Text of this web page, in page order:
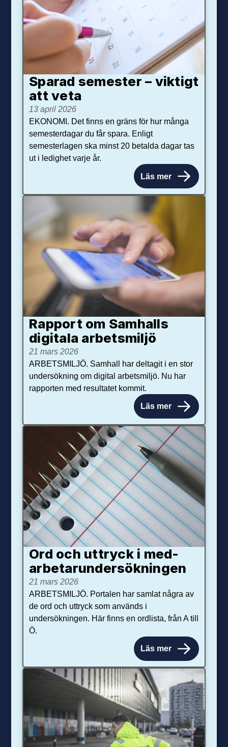
Sparad semester – viktigt
att veta
13 april 2026
EKONOMI. Det finns en gräns för hur många
semesterdagar du får spara. Enligt
semesterlagen ska minst 20 betalda dagar tas
ut i ledighet varje år.
Läs mer
Rapport om Samhalls
digitala arbetsmiljö
21 mars 2026
ARBETSMILJÖ. Samhall har deltagit i en stor
undersökning om digital arbetsmiljö. Nu har
rapporten med resultatet kommit.
Läs mer
Ord och uttryck i med­­
arbetar­­under­sökningen
21 mars 2026
ARBETSMILJÖ. Portalen har samlat några av
de ord och uttryck som används i
undersökningen. Här finns en ordlista, från A till
Ö.
Läs mer